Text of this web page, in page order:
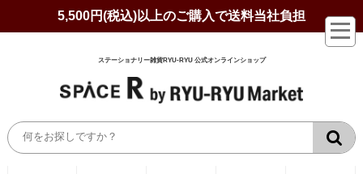
5,500円(税込)以上のご購入で送料当社負担
ステーショナリー雑貨RYU-RYU 公式オンラインショップ